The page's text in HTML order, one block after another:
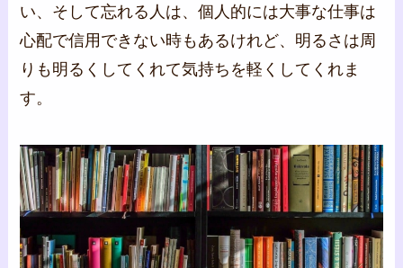
い、そして忘れる人は、個人的には大事な仕事は
心配で信用できない時もあるけれど、明るさは周
りも明るくしてくれて気持ちを軽くしてくれま
す。